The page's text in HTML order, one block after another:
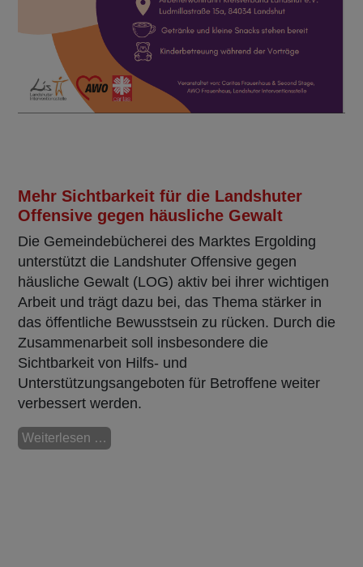
Mehr Sichtbarkeit für die Landshuter
Offensive gegen häusliche Gewalt
Die Gemeindebücherei des Marktes Ergolding
unterstützt die Landshuter Offensive gegen
häusliche Gewalt (LOG) aktiv bei ihrer wichtigen
Arbeit und trägt dazu bei, das Thema stärker in
das öffentliche Bewusstsein zu rücken. Durch die
Zusammenarbeit soll insbesondere die
Sichtbarkeit von Hilfs- und
Unterstützungsangeboten für Betroffene weiter
verbessert werden.
Weiterlesen …